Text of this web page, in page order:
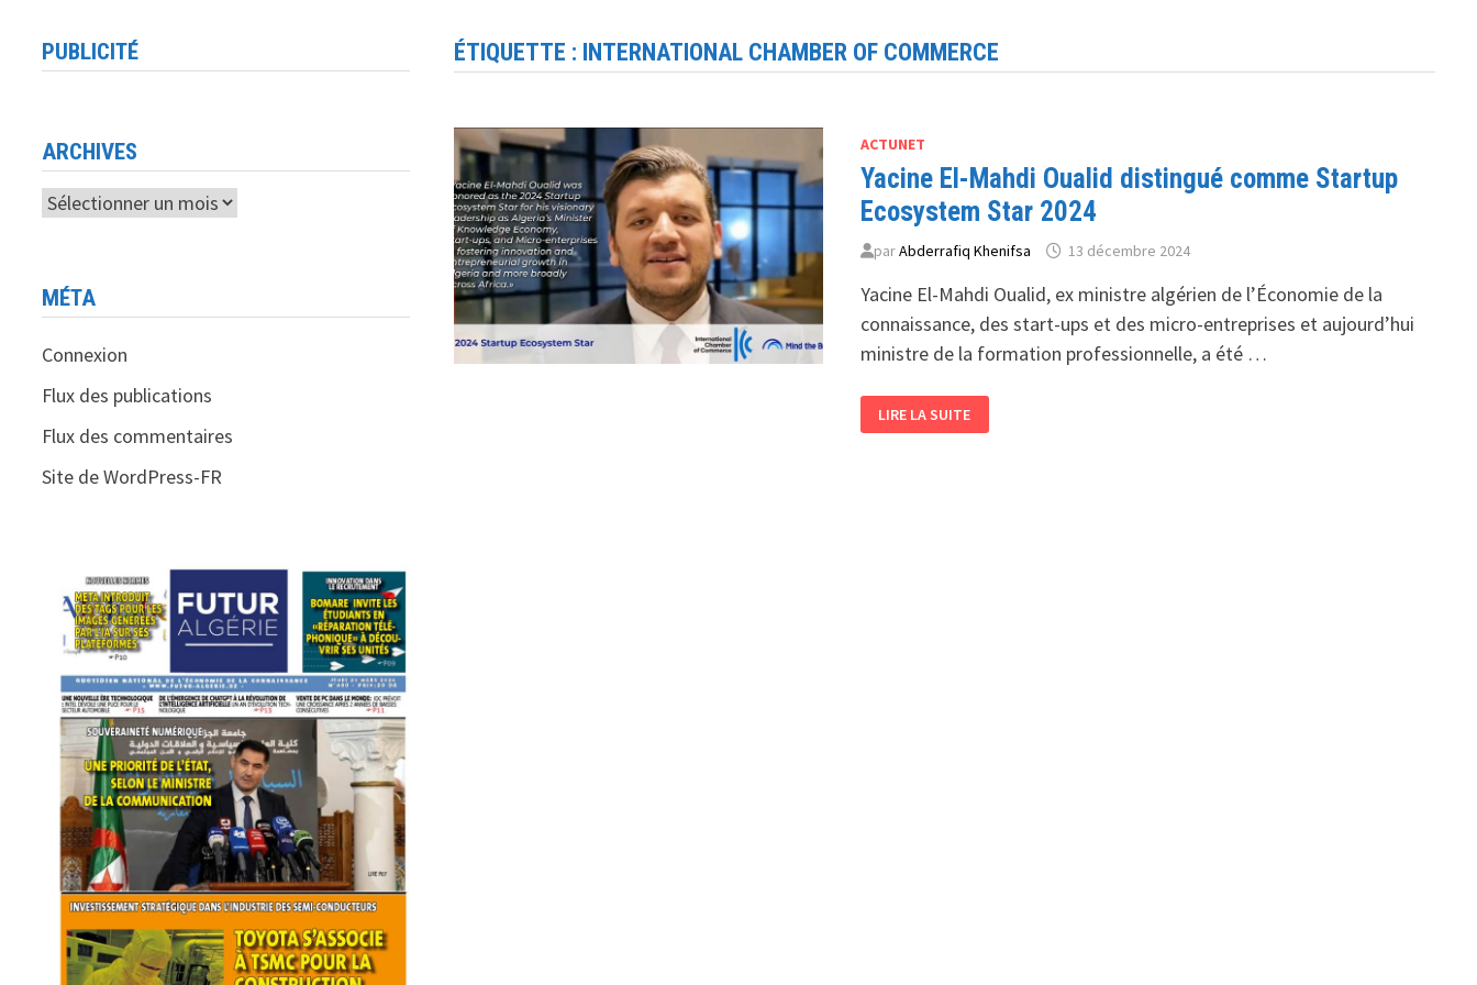
ÉTIQUETTE : INTERNATIONAL CHAMBER OF COMMERCE
ACTUNET
Yacine El-Mahdi Oualid distingué comme Startup
Ecosystem Star 2024
parAbderrafiq Khenifsa 13 décembre 2024
Yacine El-Mahdi Oualid, ex ministre algérien de l’Économie de la
connaissance, des start-ups et des micro-entreprises et aujourd’hui
ministre de la formation professionnelle, a été …
EL-
MAHDI
LIRE LA SUITE
PUBLICITÉ
ARCHIVES
Archives
MÉTA
Connexion
Flux des publications
Flux des commentaires
Site de WordPress-FR